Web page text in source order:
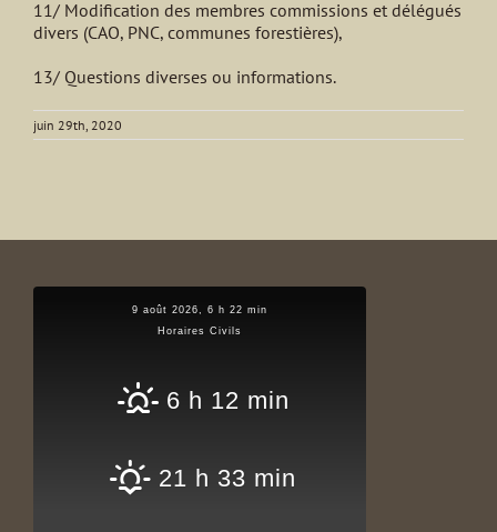
11/ Modification des membres commissions et délégués
divers (CAO, PNC, communes forestières),
13/ Questions diverses ou informations.
juin 29th, 2020
9 août 2026, 6 h 22 min
Horaires Civils
6 h 12 min
21 h 33 min